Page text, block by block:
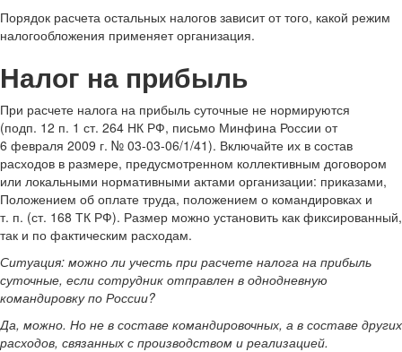
Порядок расчета остальных налогов зависит от того, какой режим
налогообложения применяет организация.
Налог на прибыль
При расчете налога на прибыль суточные не нормируются
(подп. 12 п. 1 ст. 264 НК РФ, письмо Минфина России от
6 февраля 2009 г. № 03-03-06/1/41). Включайте их в состав
расходов в размере, предусмотренном коллективным договором
или локальными нормативными актами организации: приказами,
Положением об оплате труда, положением о командировках и
т. п. (ст. 168 ТК РФ). Размер можно установить как фиксированный,
так и по фактическим расходам.
Ситуация: можно ли учесть при расчете налога на прибыль
суточные, если сотрудник отправлен в однодневную
командировку по России?
Да, можно. Но не в составе командировочных, а в составе других
расходов, связанных с производством и реализацией.